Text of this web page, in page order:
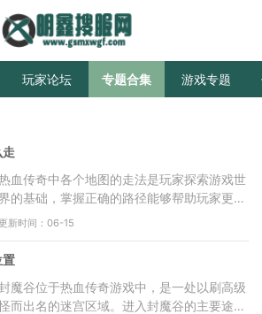
玩家论坛 专题合集 游戏专题
血传奇中各个地图的走法是玩家探索游戏世
的基础，掌握正确的路径能够帮助玩家更高
效地进行游戏。前往蜈蚣洞需要从盟重土城出
更新时间：06-15
置
魔谷位于热血传奇游戏中，是一处以刷高级
而出名的迷宫区域。进入封魔谷的主要途径